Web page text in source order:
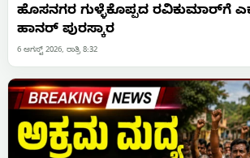
ಹೊಸನಗರ ಗುಳ್ಳೆಕೊಪ್ಪದ ರವಿಕುಮಾರ್‌ಗೆ
ಹಾನರ್ ಪುರಸ್ಕಾರ
6 ಆಗಸ್ಟ್ 2026, ರಾತ್ರಿ 8:32